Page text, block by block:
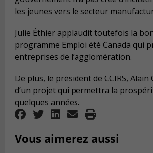
les jeunes vers le secteur
Julie Éthier applaudit toutefois la
programme Emploi été Canada qui
entreprises de l’agglomération.
De plus, le président de CCIRS,
d’un projet qui permettra la
quelques années.
Vous aimerez aussi